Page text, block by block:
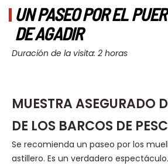
UN PASEO POR EL
DE AGADIR
Duración de la visita: 2 horas
MUESTRA ASEGURADO
DE LOS BARCOS DE
Se recomienda un paseo por los
astillero. Es un verdadero